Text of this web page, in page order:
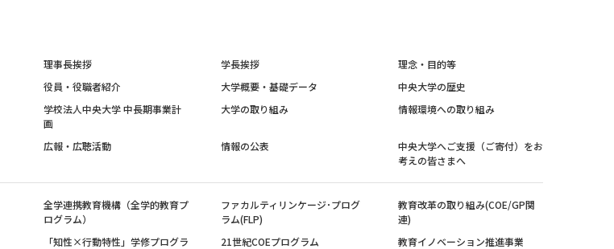
理事長挨拶 学長挨拶
理念・目的等
役員・役職者紹介
大学概要・基礎データ
中央大学の歴史
学校法人中央大学 中長期事業計
画
大学の取り組み 情報環境への取り組み
広報・広聴活動 情報の公表
中央大学へご支援（ご寄付）をお
考えの皆さまへ
全学連携教育機構（全学的教育プ
ログラム）
ファカルティリンケージ･プログ
ラム(FLP)
教育改革の取り組み(COE/GP関
連)
「知性×行動特性」学修プログラ
21世紀COEプログラム 教育イノベーション推進事業